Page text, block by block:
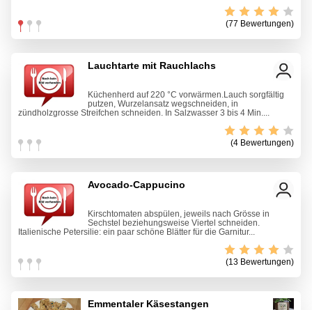
(77 Bewertungen)
Lauchtarte mit Rauchlachs
Küchenherd auf 220 °C vorwärmen.Lauch sorgfältig
putzen, Wurzelansatz wegschneiden, in
zündholzgrosse Streifchen schneiden. In Salzwasser 3 bis 4 Min....
(4 Bewertungen)
Avocado-Cappucino
Kirschtomaten abspülen, jeweils nach Grösse in
Sechstel beziehungsweise Viertel schneiden.
Italienische Petersilie: ein paar schöne Blätter für die Garnitur...
(13 Bewertungen)
Emmentaler Käsestangen